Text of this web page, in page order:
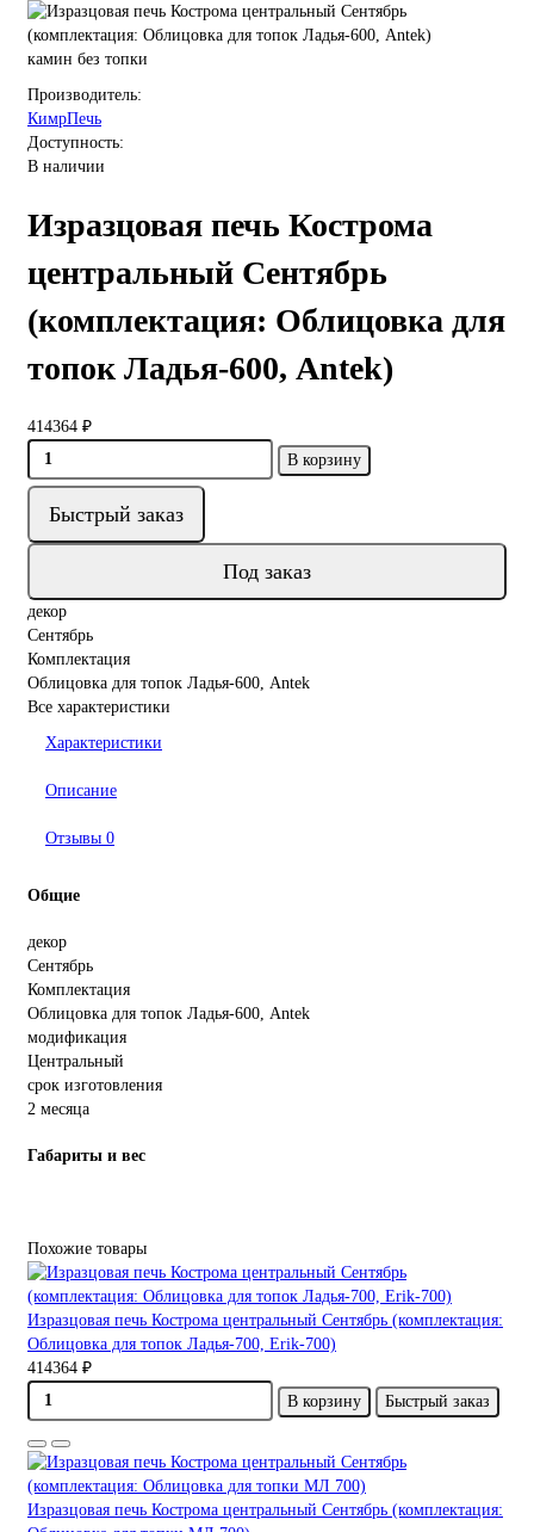
камин без топки
Производитель:
КимрПечь
Доступность:
В наличии
Изразцовая печь Кострома
центральный Сентябрь
(комплектация: Облицовка для
топок Ладья-600, Antek)
414364 ₽
В корзину
Быстрый заказ
Под заказ
декор
Сентябрь
Комплектация
Облицовка для топок Ладья-600, Antek
Все характеристики
Характеристики
Описание
Отзывы 0
Общие
декор
Сентябрь
Комплектация
Облицовка для топок Ладья-600, Antek
модификация
Центральный
срок изготовления
2 месяца
Габариты и вес
Похожие товары
Изразцовая печь Кострома центральный Сентябрь (комплектация:
Облицовка для топок Ладья-700, Erik-700)
414364 ₽
В корзину
Быстрый заказ
Изразцовая печь Кострома центральный Сентябрь (комплектация: